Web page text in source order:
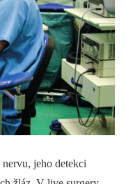
jeho detekci